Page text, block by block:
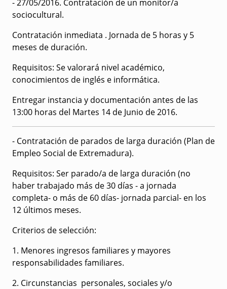
- 27/05/2016. Contratación de un monitor/a
sociocultural.
Contratación inmediata . Jornada de 5 horas y 5
meses de duración.
Requisitos: Se valorará nivel académico,
conocimientos de inglés e informática.
Entregar instancia y documentación antes de las
13:00 horas del Martes 14 de Junio de 2016.
- Contratación de parados de larga duración (Plan de
Empleo Social de Extremadura).
Requisitos: Ser parado/a de larga duración (no
haber trabajado más de 30 días - a jornada
completa- o más de 60 días- jornada parcial- en los
12 últimos meses.
Criterios de selección:
1. Menores ingresos familiares y mayores
responsabilidades familiares.
2. Circunstancias personales, sociales y/o